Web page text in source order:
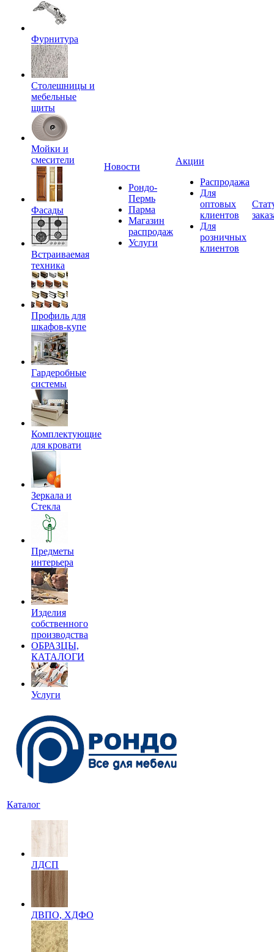
Фурнитура
Столешницы и
мебельные
щиты
Мойки и
смесители
Фасады
Встраиваемая
техника
Профиль для
шкафов-купе
Гардеробные
системы
Комплектующие
для кровати
Зеркала и
Стекла
Предметы
интерьера
Изделия
собственного
производства
ОБРАЗЦЫ,
КАТАЛОГИ
Услуги
Новости
Рондо-
Пермь
Парма
Магазин
распродаж
Услуги
Акции
Распродажа
Для
оптовых
клиентов
Для
розничных
клиентов
Каталог
ЛДСП
ДВПО, ХДФО